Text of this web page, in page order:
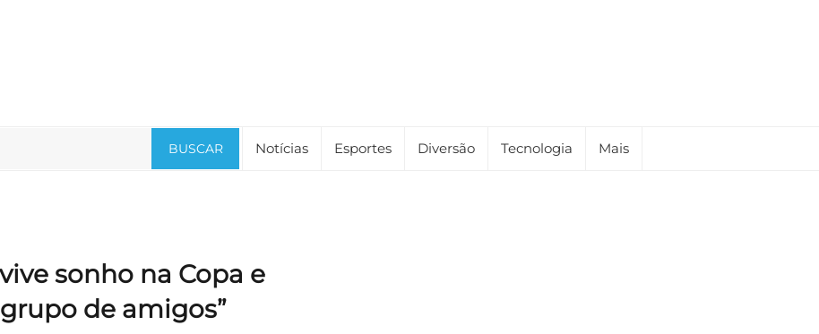
BUSCAR Notícias Esportes Diversão Tecnologia Mais
sonho na Copa e
de amigos”